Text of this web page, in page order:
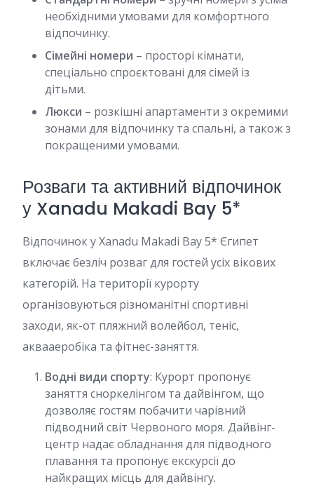
необхідними умовами для комфортного
відпочинку.
Сімейні номери – просторі кімнати,
спеціально спроєктовані для сімей із
дітьми.
Люкси – розкішні апартаменти з окремими
зонами для відпочинку та спальні, а також з
покращеними умовами.
Розваги та активний відпочинок
у Xanadu Makadi Bay 5*
Відпочинок у Xanadu Makadi Bay 5* Єгипет
включає безліч розваг для гостей усіх вікових
категорій. На території курорту
організовуються різноманітні спортивні
заходи, як-от пляжний волейбол, теніс,
аквааеробіка та фітнес-заняття.
Водні види спорту: Курорт пропонує
заняття сноркелінгом та дайвінгом, що
дозволяє гостям побачити чарівний
підводний світ Червоного моря. Дайвінг-
центр надає обладнання для підводного
плавання та пропонує екскурсії до
найкращих місць для дайвінгу.